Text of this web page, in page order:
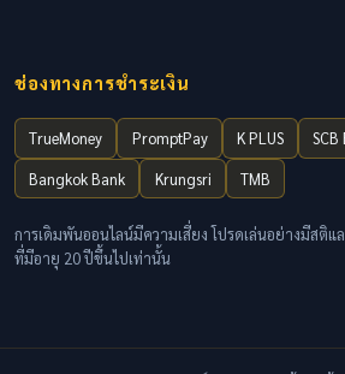
ช่องทางการชำระเงิน
TrueMoney PromptPay K PLUS SCB
Bangkok Bank
Krungsri TMB
การเดิมพันออนไลน์มีความเสี่ยง โปรดเล่นอย่างมีสติ
ที่มีอายุ 20 ปีขึ้นไปเท่านั้น